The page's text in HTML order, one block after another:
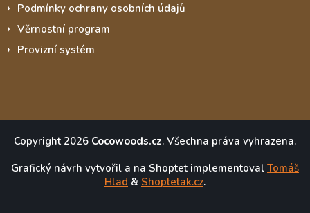
Podmínky ochrany osobních údajů
Věrnostní program
Provizní systém
Copyright 2026 Cocowoods.cz. Všechna práva vyhrazena.
Grafický návrh vytvořil a na Shoptet implementoval Tomáš
Hlad & Shoptetak.cz.